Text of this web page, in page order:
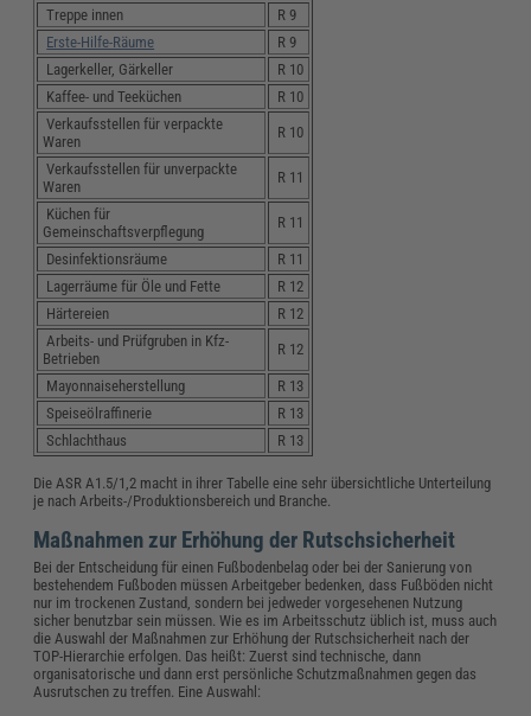
Treppe innen
R 9
Erste-Hilfe-Räume
R 9
Lagerkeller, Gärkeller
R 10
Kaffee- und Teeküchen
R 10
Verkaufsstellen für verpackte
Waren
R 10
Verkaufsstellen für unverpackte
Waren
R 11
Küchen für
Gemeinschaftsverpflegung
R 11
Desinfektionsräume
R 11
Lagerräume für Öle und Fette
R 12
Härtereien
R 12
Arbeits- und Prüfgruben in Kfz-
Betrieben
R 12
Mayonnaiseherstellung
R 13
Speiseölraffinerie
R 13
Schlachthaus
R 13
Die ASR A1.5/1,2 macht in ihrer Tabelle eine sehr übersichtliche Unterteilung
je nach Arbeits-/Produktionsbereich und Branche.
Maßnahmen zur Erhöhung der Rutschsicherheit
Bei der Entscheidung für einen Fußbodenbelag oder bei der Sanierung von
bestehendem Fußboden müssen Arbeitgeber bedenken, dass Fußböden nicht
nur im trockenen Zustand, sondern bei jedweder vorgesehenen Nutzung
sicher benutzbar sein müssen. Wie es im Arbeitsschutz üblich ist, muss auch
die Auswahl der Maßnahmen zur Erhöhung der Rutschsicherheit nach der
TOP-Hierarchie erfolgen. Das heißt: Zuerst sind technische, dann
organisatorische und dann erst persönliche Schutzmaßnahmen gegen das
Ausrutschen zu treffen. Eine Auswahl: